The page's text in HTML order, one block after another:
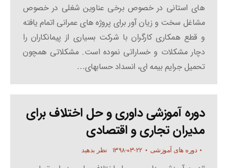
های استانی در خصوص برخی عناوین شغلی در خصوص
مشاغل سخت و زیان آور برای پروژه های عمرانی اتمام یافته
و قطع همکاری کارگران با شرکت بسیاری از پیمانکاران را
دچار مشکلات و خساراتی نموده است. مشکلاتی همچون
تحمیل جرایم بیمه ای، انسداد حسابهای…
دوره آموزشی داوری و حل اختلاف برای
مدیران تجاری و اقتصادی
دوره های آموزشی ۱۳۹۸-۰۳-۲۲ نظر بدهید